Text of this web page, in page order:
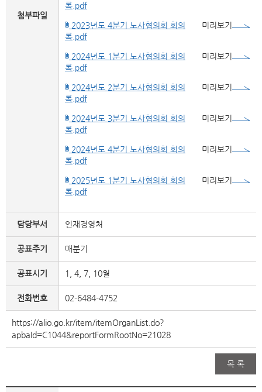
첨부파일
록.pdf
2023년도 4분기 노사협의회 회의
록.pdf
미리보기
2024년도 1분기 노사협의회 회의
록.pdf
미리보기
2024년도 2분기 노사협의회 회의
록.pdf
미리보기
2024년도 3분기 노사협의회 회의
록.pdf
미리보기
2024년도 4분기 노사협의회 회의
록.pdf
미리보기
2025년도 1분기 노사협의회 회의
록.pdf
미리보기
담당부서 인재경영처
공표주기 매분기
공표시기 1, 4, 7, 10월
전화번호 02-6484-4752
https://alio.go.kr/item/itemOrganList.do?
apbaId=C1044&reportFormRootNo=21028
목 록